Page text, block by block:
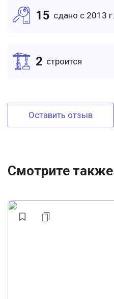
15 cдано c 2013 г.
2 cтроится
Оставить отзыв
Смотрите также